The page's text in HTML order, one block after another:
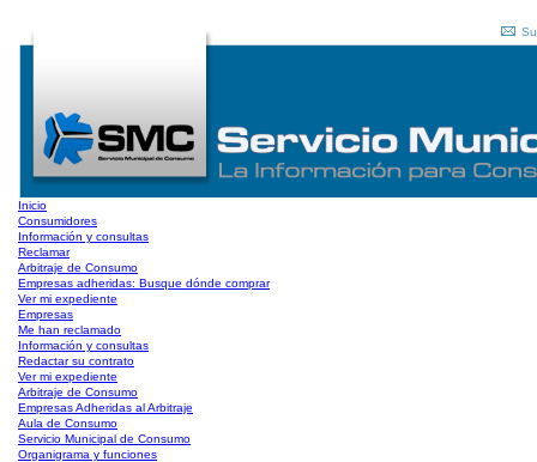
Inicio
Consumidores
Información y consultas
Reclamar
Arbitraje de Consumo
Empresas adheridas: Busque dónde comprar
Ver mi expediente
Empresas
Me han reclamado
Información y consultas
Redactar su contrato
Ver mi expediente
Arbitraje de Consumo
Empresas Adheridas al Arbitraje
Aula de Consumo
Servicio Municipal de Consumo
Organigrama y funciones